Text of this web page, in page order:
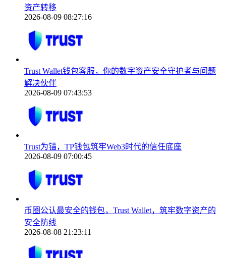
资产转移
2026-08-09 08:27:16
Trust Wallet钱包客服，你的数字资产安全守护者与问题
解决伙伴
2026-08-09 07:43:53
Trust为锚，TP钱包筑牢Web3时代的信任底座
2026-08-09 07:00:45
币圈公认最安全的钱包，Trust Wallet，筑牢数字资产的
安全防线
2026-08-08 21:23:11